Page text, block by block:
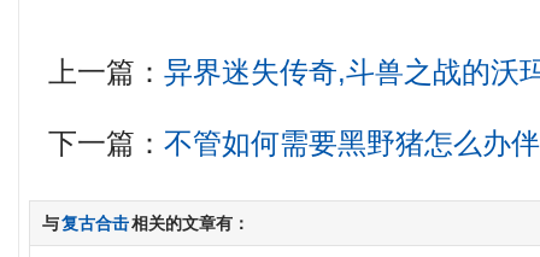
上一篇：异界迷失传奇,斗兽之战的沃
下一篇：不管如何需要黑野猪怎么办
与复古合击相关的文章有：